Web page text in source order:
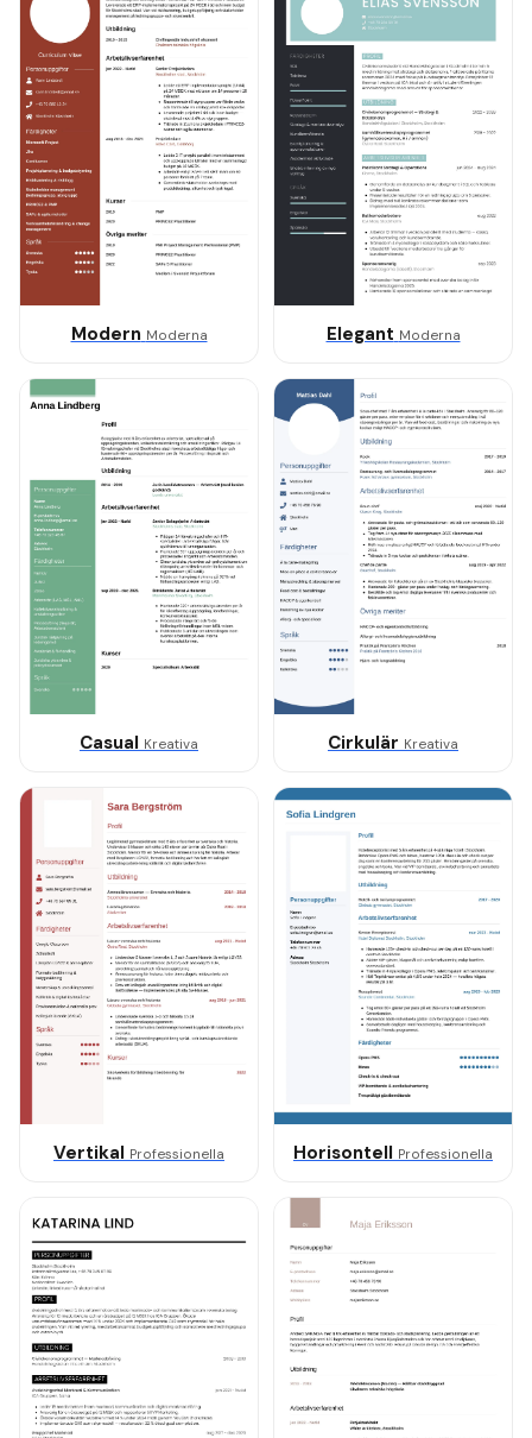
Modern Moderna Elegant Moderna
Casual Kreativa Cirkulär Kreativa
Vertikal Professionella Horisontell Professionella